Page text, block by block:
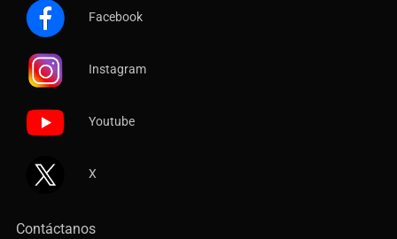
Facebook
Instagram
Youtube
X
Contáctanos